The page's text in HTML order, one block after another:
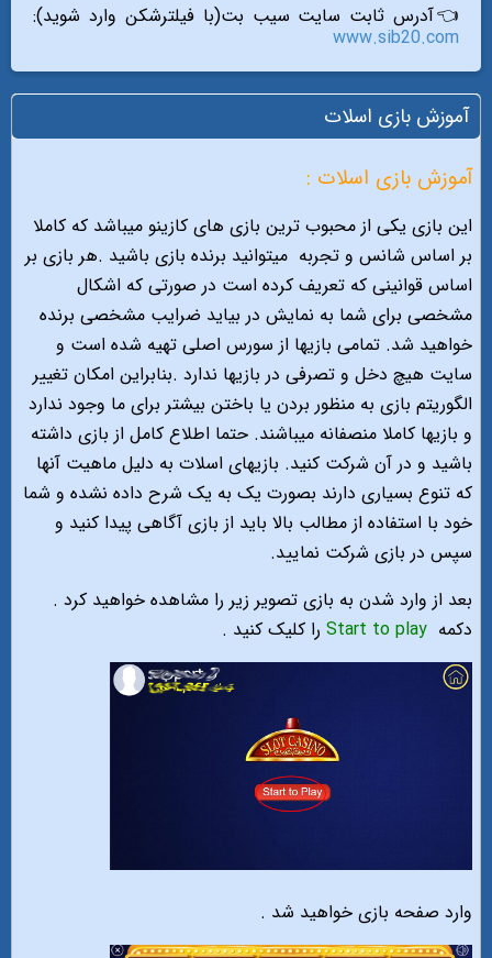
👈آدرس ثابت سایت سیب بت(با فیلترشکن وارد شوید):
www.sib20.com
آموزش بازی اسلات
آموزش بازی اسلات :
این بازی یکی از محبوب ترین بازی های کازینو میباشد که کاملا
بر اساس شانس و تجربه میتوانید برنده بازی باشید .هر بازی بر
اساس قوانینی که تعریف کرده است در صورتی که اشکال
مشخصی برای شما به نمایش در بیاید ضرایب مشخصی برنده
خواهید شد. تمامی بازیها از سورس اصلی تهیه شده است و
سایت هیچ دخل و تصرفی در بازیها ندارد .بنابراین امکان تغییر
الگوریتم بازی به منظور بردن یا باختن بیشتر برای ما وجود ندارد
و بازیها کاملا منصفانه میباشند. حتما اطلاع کامل از بازی داشته
باشید و در آن شرکت کنید. بازیهای اسلات به دلیل ماهیت آنها
که تنوع بسیاری دارند بصورت یک به یک شرح داده نشده و شما
خود با استفاده از مطالب بالا باید از بازی آگاهی پیدا کنید و
سپس در بازی شرکت نمایید.
بعد از وارد شدن به بازی تصویر زیر را مشاهده خواهید کرد .
دکمه Start to play را کلیک کنید .
وارد صفحه بازی خواهید شد .